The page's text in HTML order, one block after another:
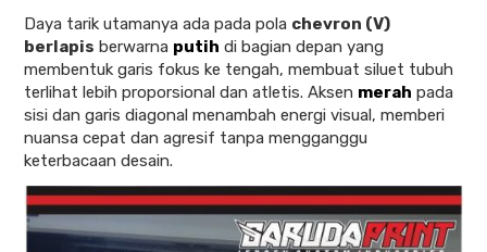
Daya tarik utamanya ada pada pola chevron (V)
berlapis berwarna putih di bagian depan yang
membentuk garis fokus ke tengah, membuat siluet tubuh
terlihat lebih proporsional dan atletis. Aksen merah pada
sisi dan garis diagonal menambah energi visual, memberi
nuansa cepat dan agresif tanpa mengganggu
keterbacaan desain.